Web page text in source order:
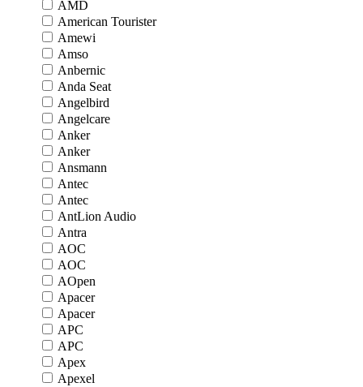
AMD
American Tourister
Amewi
Amso
Anbernic
Anda Seat
Angelbird
Angelcare
Anker
Anker
Ansmann
Antec
Antec
AntLion Audio
Antra
AOC
AOC
AOpen
Apacer
Apacer
APC
APC
Apex
Apexel